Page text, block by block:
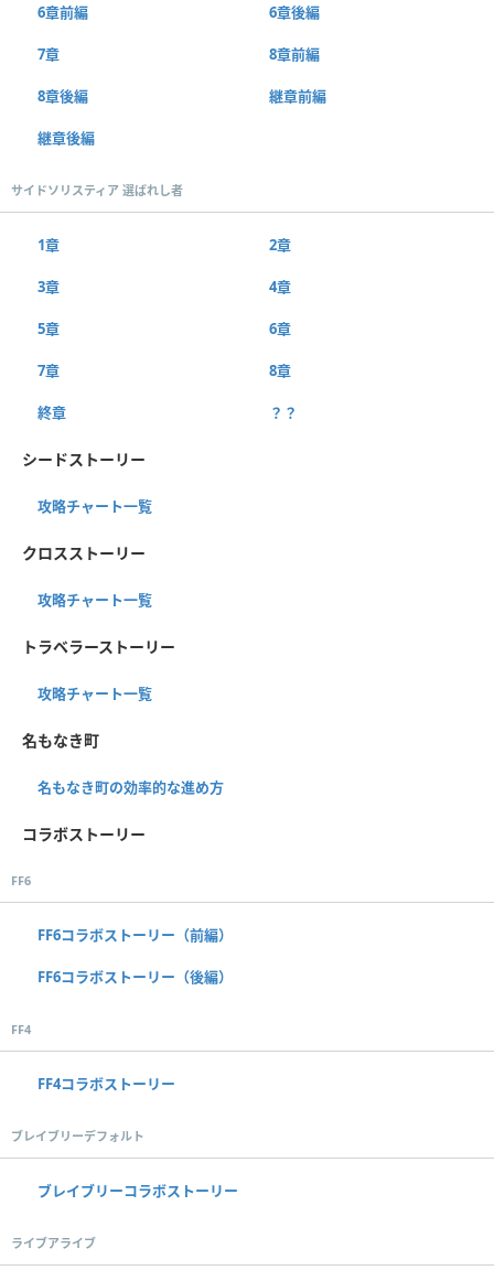
6章前編 6章後編
7章 8章前編
8章後編 継章前編
継章後編
サイドソリスティア 選ばれし者
1章 2章
3章 4章
5章 6章
7章 8章
終章 ？？
シードストーリー
攻略チャート一覧
クロスストーリー
攻略チャート一覧
トラベラーストーリー
攻略チャート一覧
名もなき町
名もなき町の効率的な進め方
コラボストーリー
FF6
FF6コラボストーリー（前編）
FF6コラボストーリー（後編）
FF4
FF4コラボストーリー
ブレイブリーデフォルト
ブレイブリーコラボストーリー
ライブアライブ